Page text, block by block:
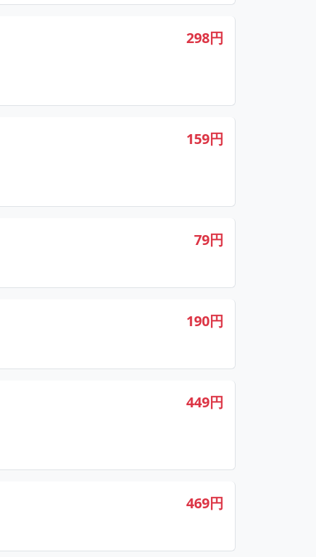
298円
159円
79円
190円
449円
469円